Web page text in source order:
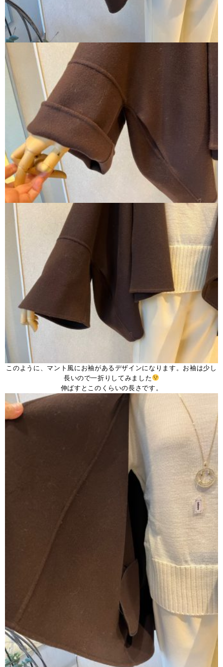
このように、マント風にお袖があるデザインになります。お袖は少し
長いので一折りしてみました
伸ばすとこのくらいの長さです。